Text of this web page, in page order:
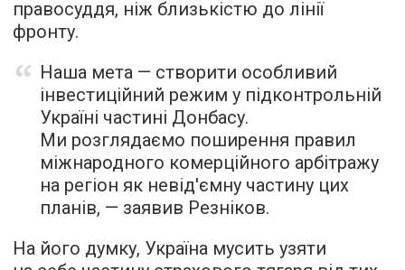
правосуддя, ніж близькістю до лінії
фронту.
Наша мета — створити особливий
інвестиційний режим у підконтрольній
Україні частині Донбасу.
Ми розглядаємо поширення правил
міжнародного комерційного арбітражу
на регіон як невід'ємну частину цих
планів, — заявив Резніков.
На його думку, Україна мусить узяти